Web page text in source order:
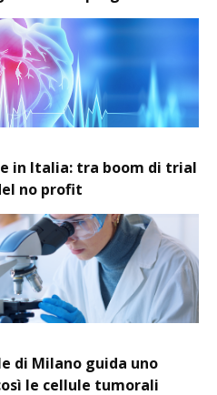
in Italia: tra boom di trial
no profit
di Milano guida uno
le cellule tumorali